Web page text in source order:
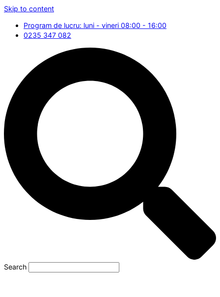
Skip to content
Program de lucru: luni - vineri 08:00 - 16:00
0235 347 082
Search